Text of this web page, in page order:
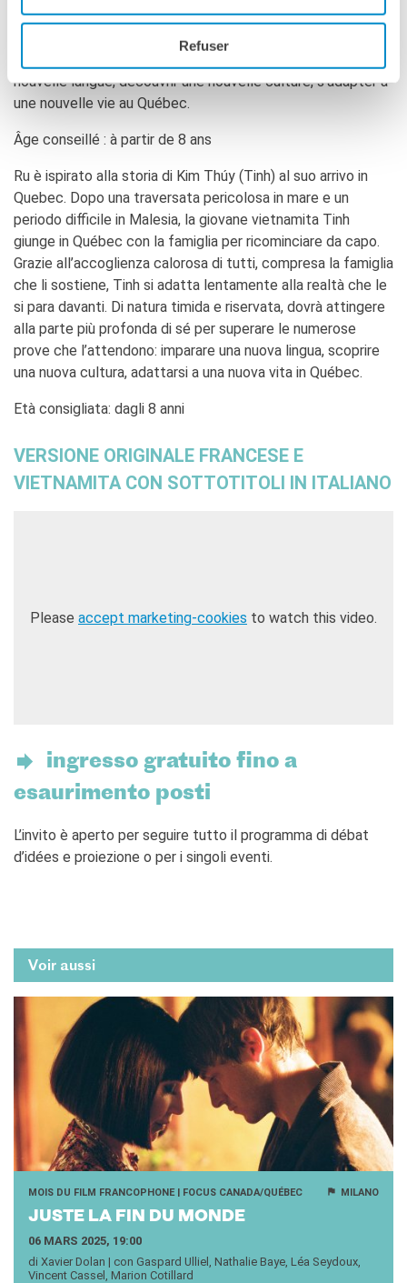
Refuser
réalité. De nature timide et réservée, Tinh devra puiser au
plus profond d’elle-même la détermination nécessaire pour
nouvelle langue, découvrir une nouvelle culture, s’adapter à
une nouvelle vie au Québec.
Âge conseillé : à partir de 8 ans
Ru è ispirato alla storia di Kim Thúy (Tinh) al suo arrivo in
Quebec. Dopo una traversata pericolosa in mare e un
periodo difficile in Malesia, la giovane vietnamita Tinh
giunge in Québec con la famiglia per ricominciare da capo.
Grazie all’accoglienza calorosa di tutti, compresa la famiglia
che li sostiene, Tinh si adatta lentamente alla realtà che le
si para davanti. Di natura timida e riservata, dovrà attingere
alla parte più profonda di sé per superare le numerose
prove che l’attendono: imparare una nuova lingua, scoprire
una nuova cultura, adattarsi a una nuova vita in Québec.
Età consigliata: dagli 8 anni
VERSIONE ORIGINALE FRANCESE E
VIETNAMITA CON SOTTOTITOLI IN ITALIANO
Please accept marketing-cookies to watch this video.
ingresso gratuito fino a
esaurimento posti
L’invito è aperto per seguire tutto il programma di débat
d’idées e proiezione o per i singoli eventi.
Voir aussi
MOIS DU FILM FRANCOPHONE | FOCUS CANADA/QUÉBEC MILANO
JUSTE LA FIN DU MONDE
06 MARS 2025, 19:00
di Xavier Dolan | con Gaspard Ulliel, Nathalie Baye, Léa Seydoux,
Vincent Cassel, Marion Cotillard